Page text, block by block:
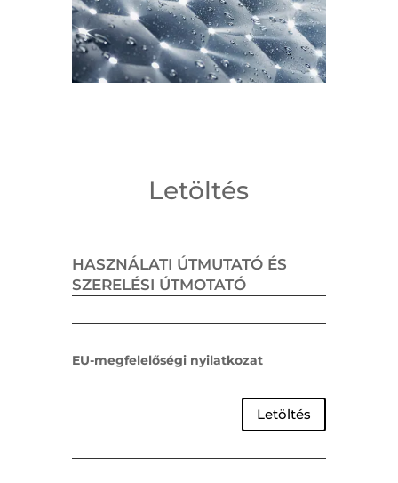
Letöltés
HASZNÁLATI ÚTMUTATÓ ÉS
SZERELÉSI ÚTMOTATÓ
EU-megfelelőségi nyilatkozat
Letöltés